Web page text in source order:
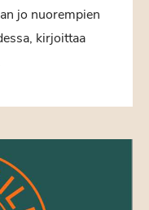
jo nuorempien
kirjoittaa